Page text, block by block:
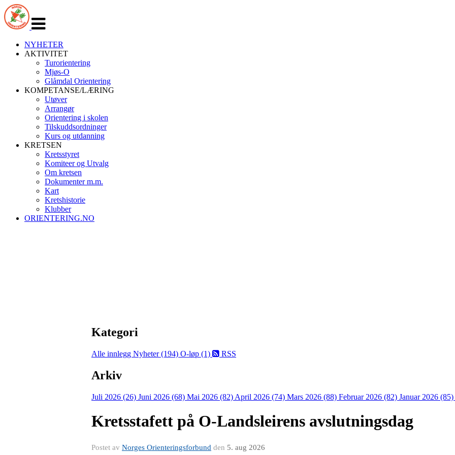
navigasjon
NYHETER
AKTIVITET
Turorientering
Mjøs-O
Glåmdal Orientering
KOMPETANSE/LÆRING
Utøver
Arrangør
Orientering i skolen
Tilskuddsordninger
Kurs og utdanning
KRETSEN
Kretsstyret
Komiteer og Utvalg
Om kretsen
Dokumenter m.m.
Kart
Kretshistorie
Klubber
ORIENTERING.NO
Kategori
Alle innlegg Nyheter (194) O-løp (1) RSS
Arkiv
Juli 2026 (26) Juni 2026 (68) Mai 2026 (82) April 2026 (74) Mars 2026 (88) Februar 2026 (82) Januar 2026 (85)
Kretsstafett på O-Landsleirens avslutningsdag
Postet av Norges Orienteringsforbund den 5. aug 2026